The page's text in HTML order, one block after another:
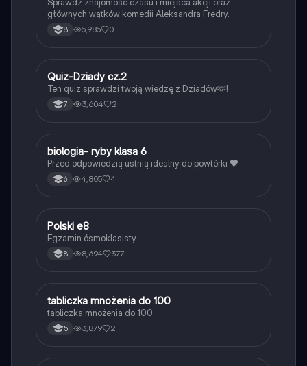
głównych wątków komedii Aleksandra Fredry.
8 5,985 0
QJęzyk polski
Quiz-Dziady cz.2
Ten quiz sprawdzi twoją wiedzę z Dziadów🫶!
7 3,604 2
BBiologia
biologia- ryby klasa 6
Przed odpowiedzią ustnią idealny do powtórki ❤️
6 4,805 4
Język polski
Polski e8
Egzamin ósmoklasisty
8 8,694 377
TMatematyka
tabliczka mnożenia do 100
tabliczka mnożenia do 100
5 3,879 2